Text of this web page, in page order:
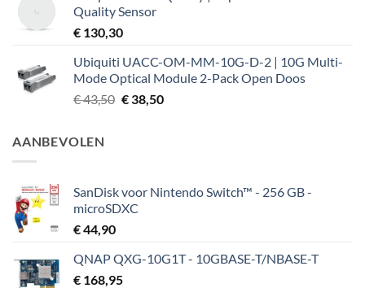
Quality Sensor
€ 130,30
Ubiquiti UACC-OM-MM-10G-D-2 | 10G Multi-
Mode Optical Module 2-Pack Open Doos
€43,50 Oorspronkelijke
€38,50Huidige
AANBEVOLEN
SanDisk voor Nintendo Switch™ - 256 GB -
microSDXC
€44,90
QNAP QXG-10G1T - 10GBASE-T/NBASE-T
€ 168,95